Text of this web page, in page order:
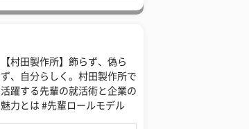
【村田製作所】飾らず、偽ら
ず、自分らしく。村田製作所で
活躍する先輩の就活術と企業の
魅力とは #先輩ロールモデル